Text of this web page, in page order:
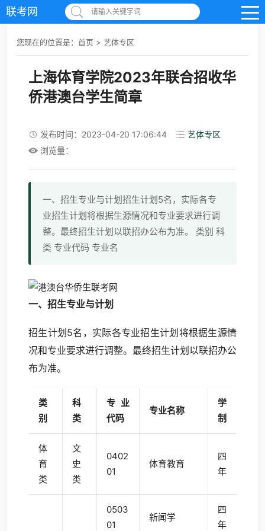
联考网 请输入关键字词
您现在的位置是： 首页 > 艺体专区
上海体育学院2023年联合招收华
侨港澳台学生简章
发布时间：2023-04-20 17:06:44
艺体专区
浏览量：
一、招生专业与计划招生计划5名，实际各专
业招生计划将根据生源情况和专业要求进行调
整。最终招生计划以联招办公布为准。 类别 科
类 专业代码 专业名
一、招生专业与计划
招生计划5名，实际各专业招生计划将根据生源情
况和专业要求进行调整。最终招生计划以联招办公
布为准。
类
别
科
类
专业
代码
专业名称
学
制
体
育
类
文
史
类
0402
01
体育教育
四
年
0503
01
新闻学
四
年